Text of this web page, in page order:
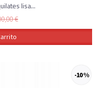
lisa...
€
-10 %